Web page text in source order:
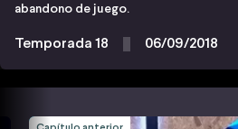
abandono de juego.
Temporada 18 06/09/2018